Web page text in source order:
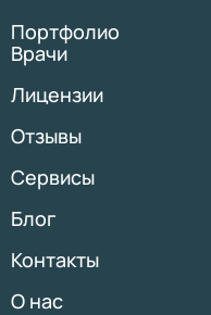
Портфолио
Врачи
Лицензии
Отзывы
Сервисы
Блог
Контакты
О нас